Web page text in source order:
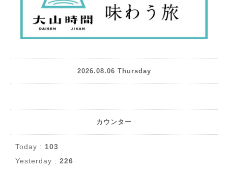
2026.08.06 Thursday
カウンター
Today : 103
Yesterday : 226